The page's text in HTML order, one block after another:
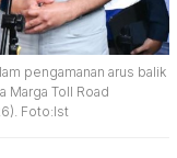
pengamanan arus balik
Marga Toll Road
Foto:Ist